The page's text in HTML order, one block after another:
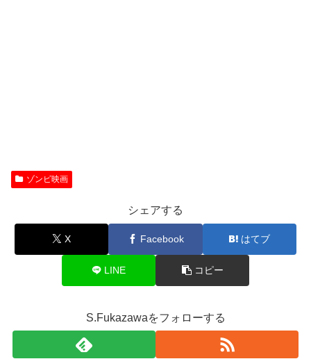
ゾンビ映画
シェアする
X Facebook はてブ
LINE コピー
S.Fukazawaをフォローする